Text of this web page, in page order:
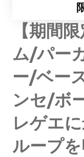
【期間
ム/パー
ー/ベー
ンセ/ボ
レゲエ
ループ